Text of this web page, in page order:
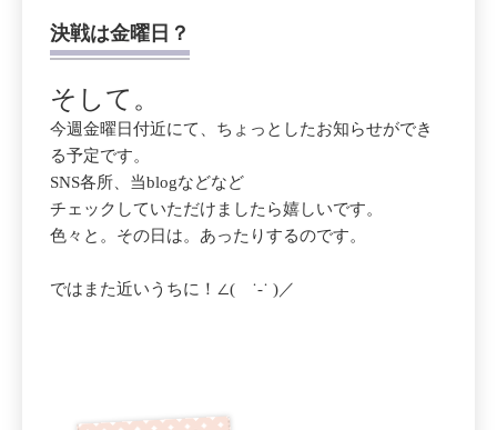
決戦は金曜日？
そして。
今週金曜日付近にて、ちょっとしたお知らせができ
る予定です。
SNS各所、当blogなどなど
チェックしていただけましたら嬉しいです。
色々と。その日は。あったりするのです。
ではまた近いうちに！∠( ˙-˙ )／